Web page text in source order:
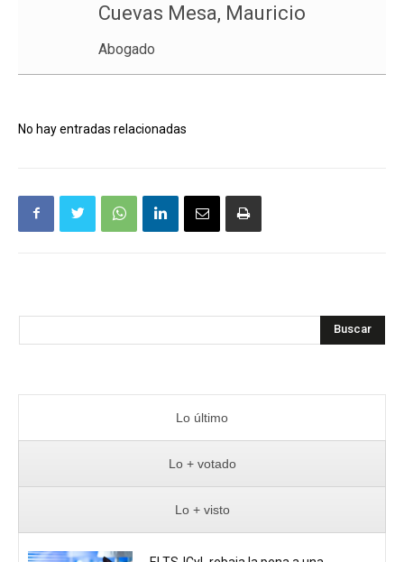
Cuevas Mesa, Mauricio
Abogado
No hay entradas relacionadas
Buscar
Lo último
Lo + votado
Lo + visto